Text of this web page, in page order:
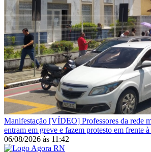
Manifestação [VÍDEO] Professores da rede
entram em greve e fazem protesto em frente
06/08/2026 às 11:42